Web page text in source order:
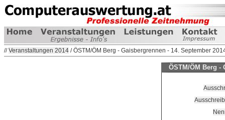
//Veranstaltungen 2014 / ÖSTM/ÖM Berg - Gaisbergrennen - 14. September
ÖSTM/ÖM Berg -